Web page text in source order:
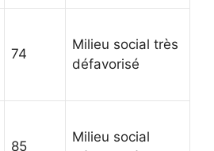
74
Milieu social très
défavorisé
85
Milieu social